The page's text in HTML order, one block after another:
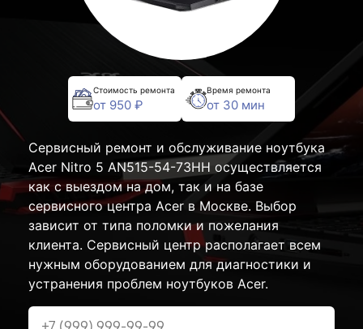
Стоимость ремонта
от 950 ₽
Время ремонта
от 30 мин
Сервисный ремонт и обслуживание ноутбука
Acer Nitro 5 AN515-54-73HH осуществляется
как с выездом на дом, так и на базе
сервисного центра Acer в Москве. Выбор
зависит от типа поломки и пожелания
клиента. Сервисный центр располагает всем
нужным оборудованием для диагностики и
устранения проблем ноутбуков Acer.